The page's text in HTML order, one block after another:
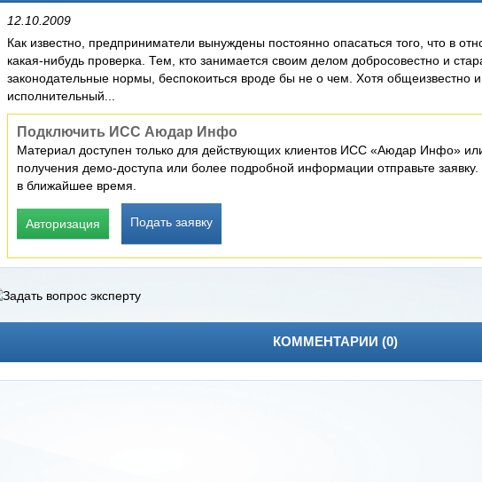
12.10.2009
Как известно, предприниматели вынуждены постоянно опасаться того, что в
какая-нибудь проверка. Тем, кто занимается своим делом добросовестно и
законодательные нормы, беспокоиться вроде бы не о чем. Хотя общеизвестно
исполнительный...
Подключить ИСС Аюдар Инфо
Материал доступен только для действующих клиентов ИСС «Аюдар Инфо»
получения демо-доступа или более подробной информации отправьте
в ближайшее время.
Авторизация Подать заявку
КОММЕНТАРИИ (0)